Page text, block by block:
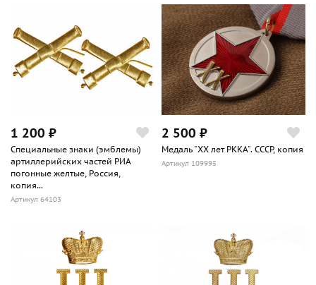
1 200 ₽
Специальные знаки (эмблемы)
артиллерийских частей РИА
погонные желтые, Россия,
копия...
Артикул 64103
2 500 ₽
Медаль "ХХ лет РККА". СССР, копия
Артикул 109995